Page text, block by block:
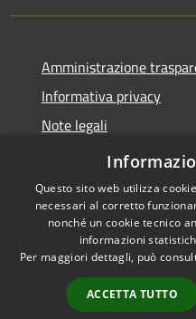
Amministrazione
Informativa privacy
Note legali
Dichiarazione di
Accessibilità
Questo sito web utilizza
necessari al corretto
nonché un cookie tecnico
informazioni
Per maggiori dettagli, può
ACCETTA TUTTO